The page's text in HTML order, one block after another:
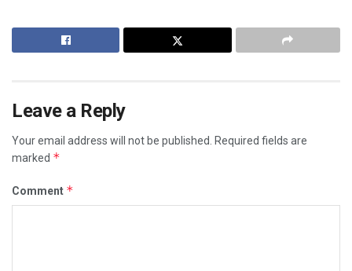
Leave a Reply
Your email address will not be published.
Required fields are
marked *
Comment *